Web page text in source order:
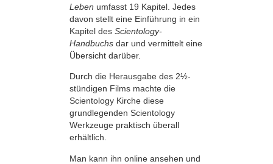
Leben umfasst 19 Kapitel. Jedes
davon stellt eine Einführung in ein
Kapitel des Scientology-
Handbuchs dar und vermittelt eine
Übersicht darüber.
Durch die Herausgabe des 2½-
stündigen Films machte die
Scientology Kirche diese
grundlegenden Scientology
Werkzeuge praktisch überall
erhältlich.
Man kann ihn online ansehen und